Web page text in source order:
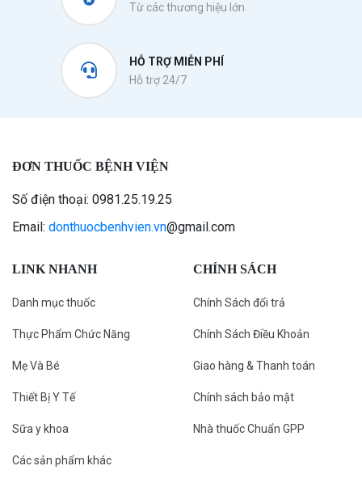
Từ các thương hiệu lớn
HỖ TRỢ MIỄN PHÍ
Hỗ trợ 24/7
ĐƠN THUỐC BỆNH VIỆN
Số điện thoại: 0981.25.19.25
Email: donthuocbenhvien.vn@gmail.com
LINK NHANH
Danh mục thuốc
Thực Phẩm Chức Năng
Mẹ Và Bé
Thiết Bị Y Tế
Sữa y khoa
Các sản phẩm khác
CHÍNH SÁCH
Chính Sách đổi trả
Chính Sách Điều Khoản
Giao hàng & Thanh toán
Chính sách bảo mật
Nhà thuốc Chuẩn GPP